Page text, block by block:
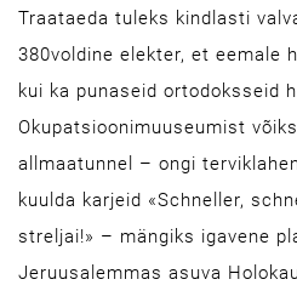
Traataeda tuleks kindlasti
380voldine elekter, et eemale
kui ka punaseid ortodoksseid
Okupatsioonimuuseumist
allmaatunnel – ongi
kuulda karjeid «Schneller,
streljai!» – mängiks igavene
Jeruusalemmas asuva